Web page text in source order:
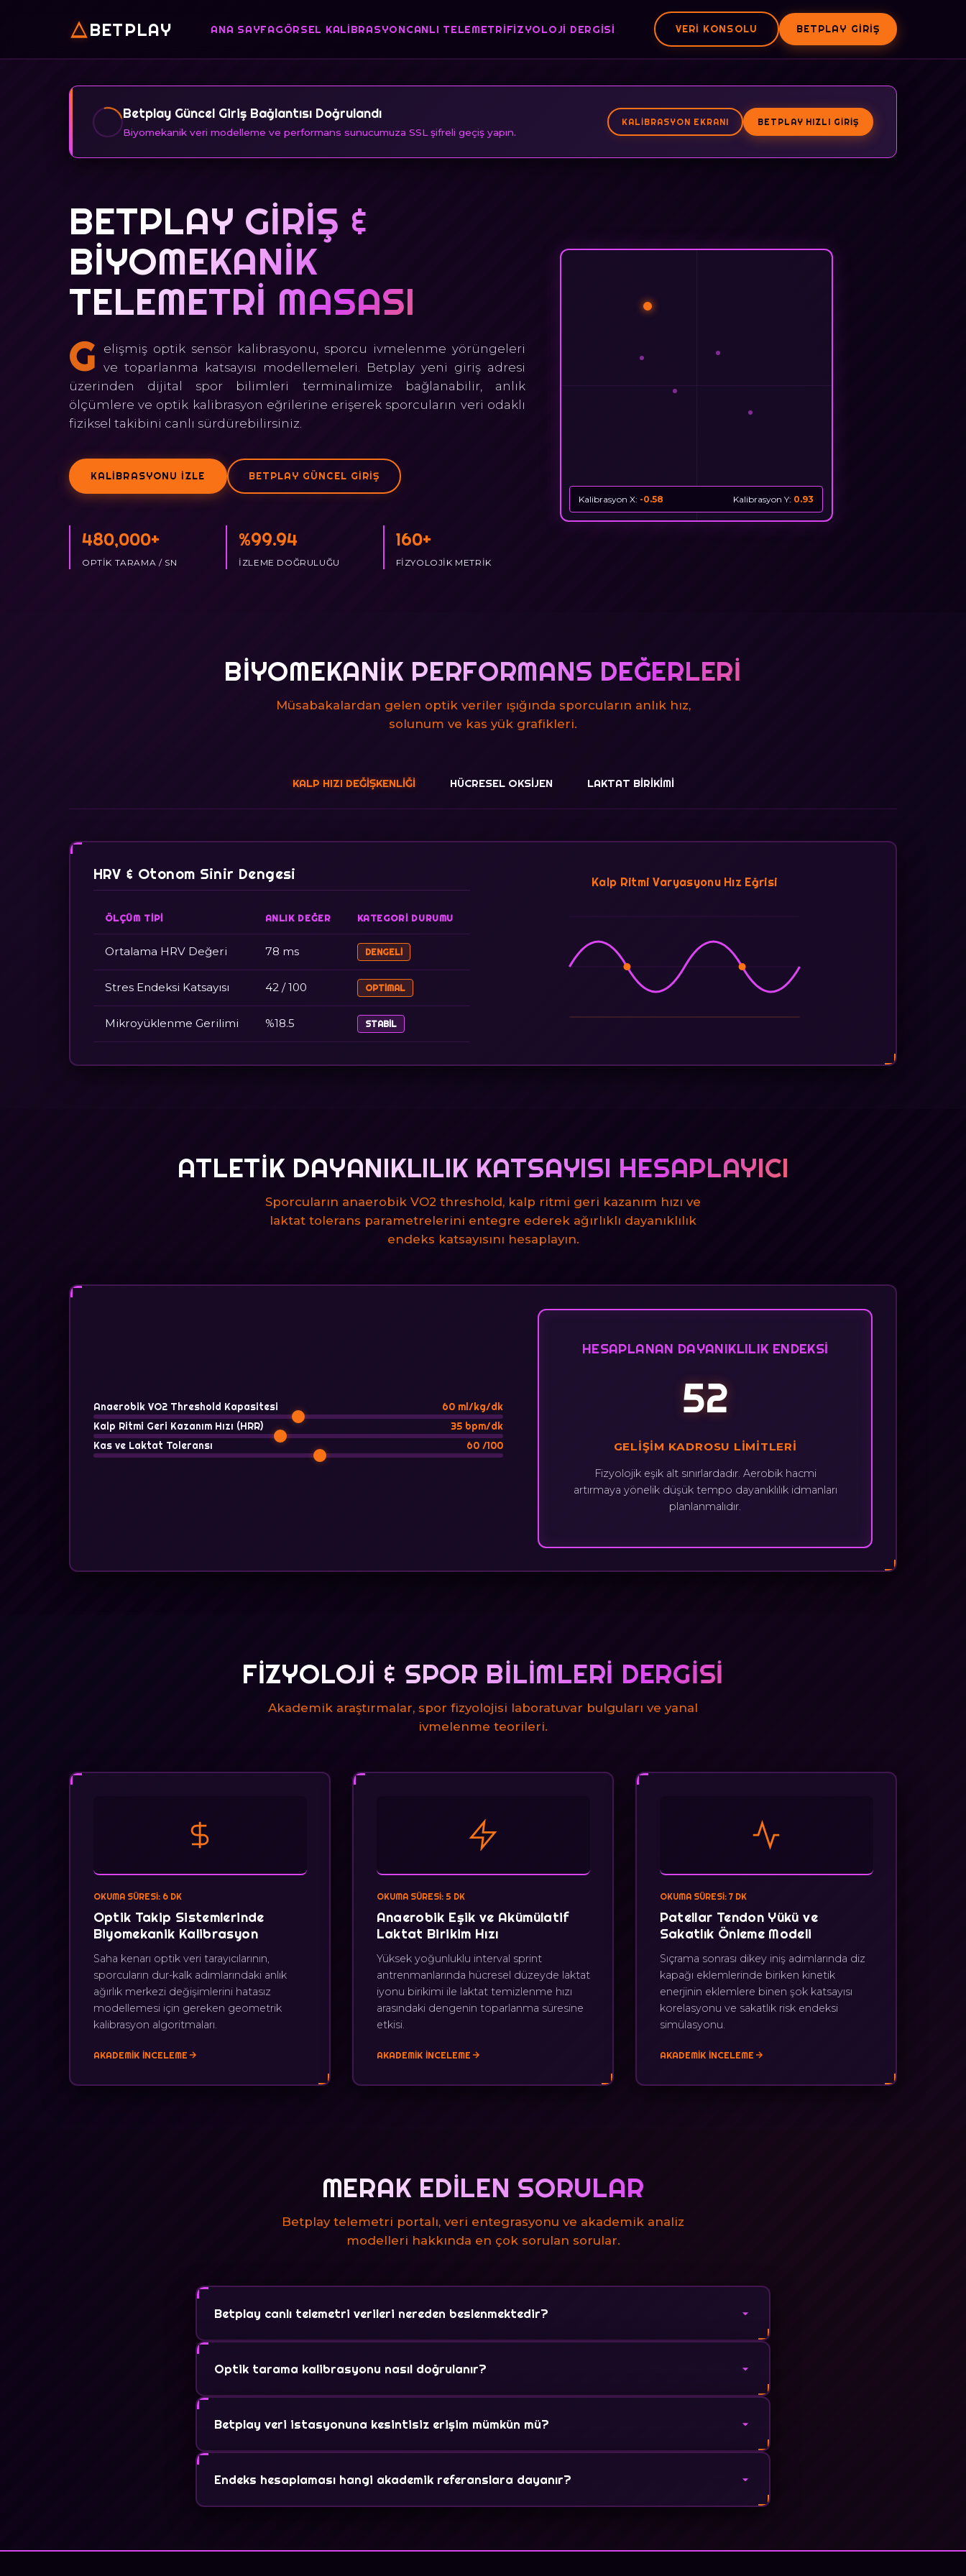
BETPLAY ANA SAYFAGÖRSEL KALIBRASYONCANLI TELEMETRIFIZYOLOJI DERGISI VERI KONSOLU BETPLAY GIRIŞ
Betplay Güncel Giriş Bağlantısı Doğrulandı
Biyomekanik veri modelleme ve performans sunucumuza SSL şifreli geçiş yapın.
KALIBRASYON EKRANI BETPLAY HIZLI GIRIŞ
BETPLAY GIRIŞ &
BIYOMEKANIK
TELEMETRI MASASI
G
elişmiş optik sensör kalibrasyonu, sporcu ivmelenme yörüngeleri
ve toparlanma katsayısı modellemeleri. Betplay yeni giriş adresi
üzerinden dijital spor bilimleri terminalimize bağlanabilir, anlık
ölçümlere ve optik kalibrasyon eğrilerine erişerek sporcuların veri odaklı
fiziksel takibini canlı sürdürebilirsiniz.
KALIBRASYONU İZLE BETPLAY GÜNCEL GIRIŞ
480,000+
OPTIK TARAMA / SN
%99.94
İZLEME DOĞRULUĞU
160+
FIZYOLOJIK METRIK
Kalibrasyon X: 0.66 Kalibrasyon Y: 0.88
BIYOMEKANIK PERFORMANS DEĞERLERI
Müsabakalardan gelen optik veriler ışığında sporcuların anlık hız,
solunum ve kas yük grafikleri.
KALP HIZI DEĞIŞKENLIĞI HÜCRESEL OKSIJEN LAKTAT BIRIKIMI
HRV & Otonom Sinir Dengesi
ÖLÇÜM TIPI ANLIK DEĞER KATEGORI DURUMU
Ortalama HRV Değeri 78 ms DENGELI
Stres Endeksi Katsayısı 42 / 100 OPTIMAL
Mikroyüklenme Gerilimi %18.5 STABIL
Kalp Ritmi Varyasyonu Hız Eğrisi
ATLETIK DAYANIKLILIK KATSAYISI HESAPLAYICI
Sporcuların anaerobik VO2 threshold, kalp ritmi geri kazanım hızı ve
laktat tolerans parametrelerini entegre ederek ağırlıklı dayanıklılık
endeks katsayısını hesaplayın.
Anaerobik VO2 Threshold Kapasitesi 60ml/kg/dk
Kalp Ritmi Geri Kazanım Hızı (HRR)
35bpm/dk
Kas ve Laktat Toleransı
60/100
HESAPLANAN DAYANIKLILIK ENDEKSI
52
GELIŞIM KADROSU LIMITLERI
Fizyolojik eşik alt sınırlardadır. Aerobik hacmi
artırmaya yönelik düşük tempo dayanıklılık idmanları
planlanmalıdır.
FIZYOLOJI & SPOR BILIMLERI DERGISI
Akademik araştırmalar, spor fizyolojisi laboratuvar bulguları ve yanal
ivmelenme teorileri.
OKUMA SÜRESI: 6 DK
Optik Takip Sistemlerinde
Biyomekanik Kalibrasyon
Saha kenarı optik veri tarayıcılarının,
sporcuların dur-kalk adımlarındaki anlık
ağırlık merkezi değişimlerini hatasız
modellemesi için gereken geometrik
kalibrasyon algoritmaları.
AKADEMIK İNCELEME
OKUMA SÜRESI: 5 DK
Anaerobik Eşik ve Akümülatif
Laktat Birikim Hızı
Yüksek yoğunluklu interval sprint
antrenmanlarında hücresel düzeyde laktat
iyonu birikimi ile laktat temizlenme hızı
arasındaki dengenin toparlanma süresine
etkisi.
AKADEMIK İNCELEME
OKUMA SÜRESI: 7 DK
Patellar Tendon Yükü ve
Sakatlık Önleme Modeli
Sıçrama sonrası dikey iniş adımlarında diz
kapağı eklemlerinde biriken kinetik
enerjinin eklemlere binen şok katsayısı
korelasyonu ve sakatlık risk endeksi
simülasyonu.
AKADEMIK İNCELEME
MERAK EDILEN SORULAR
Betplay telemetri portalı, veri entegrasyonu ve akademik analiz
modelleri hakkında en çok sorulan sorular.
Betplay canlı telemetri verileri nereden beslenmektedir?
Optik tarama kalibrasyonu nasıl doğrulanır?
Betplay veri istasyonuna kesintisiz erişim mümkün mü?
Endeks hesaplaması hangi akademik referanslara dayanır?